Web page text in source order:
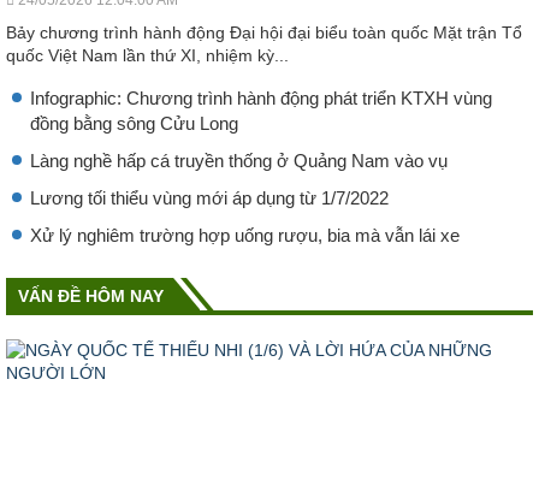
Bảy chương trình hành động Đại hội đại biểu toàn quốc Mặt trận Tổ
quốc Việt Nam lần thứ XI, nhiệm kỳ...
Infographic: Chương trình hành động phát triển KTXH vùng
đồng bằng sông Cửu Long
Làng nghề hấp cá truyền thống ở Quảng Nam vào vụ
Lương tối thiểu vùng mới áp dụng từ 1/7/2022
Xử lý nghiêm trường hợp uống rượu, bia mà vẫn lái xe
VẤN ĐỀ HÔM NAY